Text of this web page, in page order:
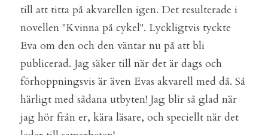
till att titta på akvarellen igen. Det resulterade i
novellen "Kvinna på cykel". Lyckligtvis tyckte
Eva om den och den väntar nu på att bli
publicerad. Jag säker till när det är dags och
förhoppningsvis är även Evas akvarell med då. Så
härligt med sådana utbyten! Jag blir så glad när
jag hör från er, kära läsare, och speciellt när det